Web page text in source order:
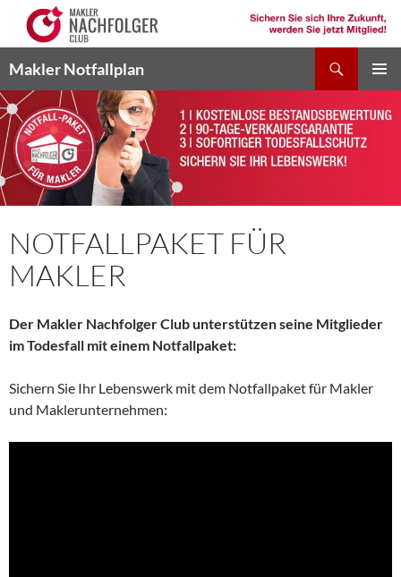
Makler Notfallplan
MENÜ
INHALT
SPRINGEN
NOTFALLPAKET FÜR
MAKLER
Der Makler Nachfolger Club unterstützen seine Mitglieder
im Todesfall mit einem Notfallpaket:
Sichern Sie Ihr Lebenswerk mit dem Notfallpaket für Makler
und Maklerunternehmen: